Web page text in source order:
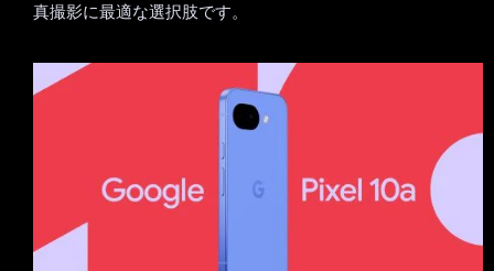
真撮影に最適な選択肢です。